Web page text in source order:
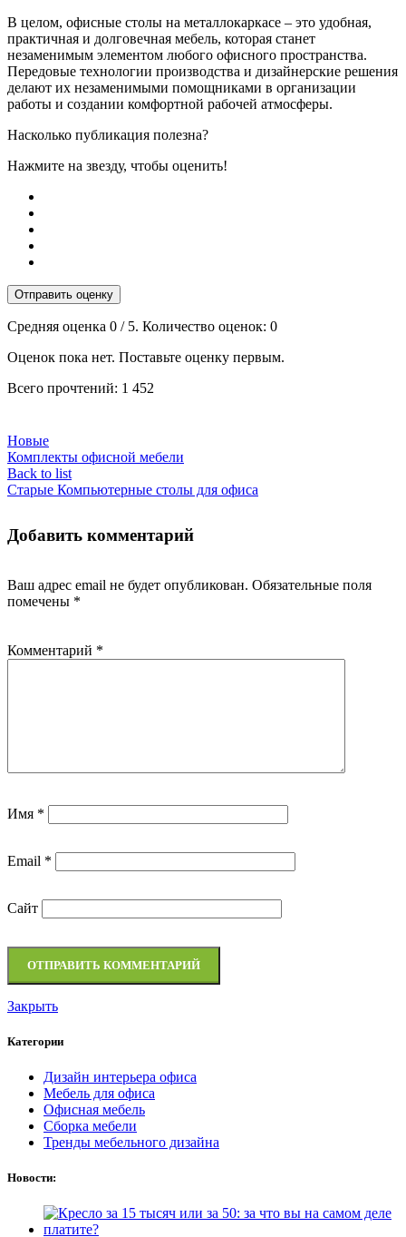
В целом, офисные столы на металлокаркасе – это удобная,
практичная и долговечная мебель, которая станет
незаменимым элементом любого офисного пространства.
Передовые технологии производства и дизайнерские решения
делают их незаменимыми помощниками в организации
работы и создании комфортной рабочей атмосферы.
Насколько публикация полезна?
Нажмите на звезду, чтобы оценить!
Отправить оценку
Средняя оценка 0 / 5. Количество оценок: 0
Оценок пока нет. Поставьте оценку первым.
Всего прочтений: 1 452
Новые
Комплекты офисной мебели
Back to list
Старые Компьютерные столы для офиса
Добавить комментарий
Ваш адрес email не будет опубликован. Обязательные поля
помечены *
Комментарий *
Имя *
Email *
Сайт
Закрыть
Категории
Дизайн интерьера офиса
Мебель для офиса
Офисная мебель
Сборка мебели
Тренды мебельного дизайна
Новости: